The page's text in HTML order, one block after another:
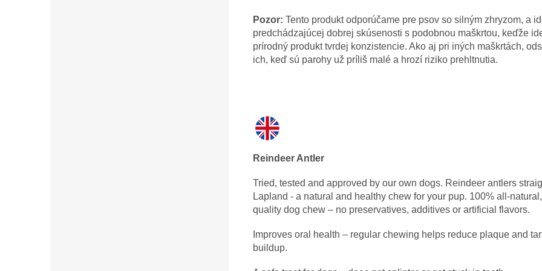
Pozor: Tento produkt odporúčame pre psov so silným zhryzom, a
predchádzajúcej dobrej skúsenosti s podobnou maškrtou, keďže
prírodný produkt tvrdej konzistencie. Ako aj pri iných maškrtách,
ich, keď sú parohy už príliš malé a hrozí riziko prehltnutia.
Reindeer Antler
Tried, tested and approved by our own dogs. Reindeer antlers
Lapland - a natural and healthy chew for your pup. 100% all-
quality dog chew – no preservatives, additives or artificial flavors.
Improves oral health – regular chewing helps reduce plaque and
buildup.